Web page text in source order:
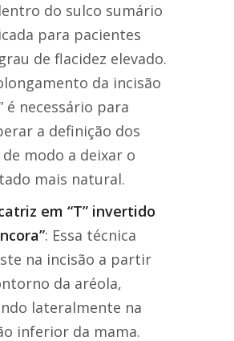
do sulco sumário
para pacientes
de flacidez elevado.
da incisão
é necessário para
a definição dos
de modo a deixar o
mais natural.
em “T” invertido
: Essa técnica
na incisão a partir
da aréola,
lateralmente na
inferior da mama.